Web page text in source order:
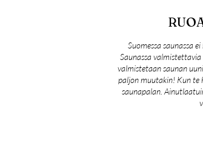
Suomessa saunassa
Saunassa
valmistetaan saunan
paljon muutakin! Kun te
saunapalan.